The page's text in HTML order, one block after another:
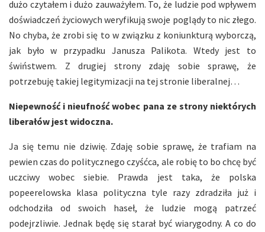
dużo czytałem i dużo zauważyłem. To, że ludzie pod wpływem
doświadczeń życiowych weryfikują swoje poglądy to nic złego.
No chyba, że zrobi się to w związku z koniunkturą wyborczą,
jak było w przypadku Janusza Palikota. Wtedy jest to
świństwem. Z drugiej strony zdaję sobie sprawę, że
potrzebuję takiej legitymizacji na tej stronie liberalnej…
Niepewność i nieufność wobec pana ze strony niektórych
liberałów jest widoczna.
Ja się temu nie dziwię. Zdaję sobie sprawę, że trafiam na
pewien czas do politycznego czyśćca, ale robię to bo chcę być
uczciwy wobec siebie. Prawda jest taka, że polska
popeerelowska klasa polityczna tyle razy zdradziła już i
odchodziła od swoich haseł, że ludzie mogą patrzeć
podejrzliwie. Jednak będę się starał być wiarygodny. A co do